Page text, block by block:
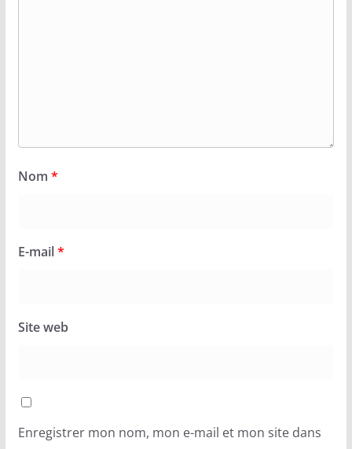
Nom *
E-mail*
Site web
Enregistrer mon nom, mon e-mail et mon site dans